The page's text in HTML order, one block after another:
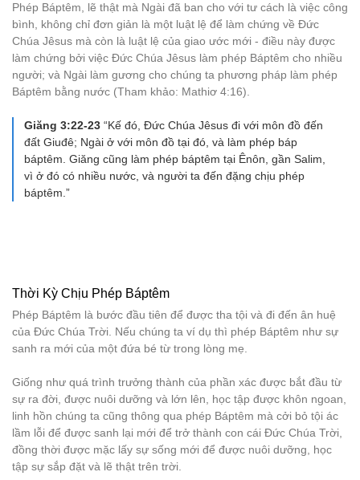
Phép Báptêm, lẽ thật mà Ngài đã ban cho với tư cách là việc công
bình, không chỉ đơn giản là một luật lệ để làm chứng về Đức
Chúa Jêsus mà còn là luật lệ của giao ước mới - điều này được
làm chứng bởi việc Đức Chúa Jêsus làm phép Báptêm cho nhiều
người; và Ngài làm gương cho chúng ta phương pháp làm phép
Báptêm bằng nước (Tham khảo: Mathiơ 4:16).
Giăng 3:22-23 “Kế đó, Ðức Chúa Jêsus đi với môn đồ đến
đất Giuđê; Ngài ở với môn đồ tại đó, và làm phép báp
báptêm. Giăng cũng làm phép báptêm tại Ênôn, gần Salim,
vì ở đó có nhiều nước, và người ta đến đặng chịu phép
báptêm.”
Thời Kỳ Chịu Phép Báptêm
Phép Báptêm là bước đầu tiên để được tha tội và đi đến ân huệ
của Đức Chúa Trời. Nếu chúng ta ví dụ thì phép Báptêm như sự
sanh ra mới của một đứa bé từ trong lòng mẹ.
Giống như quá trình trưởng thành của phần xác được bắt đầu từ
sự ra đời, được nuôi dưỡng và lớn lên, học tập được khôn ngoan,
linh hồn chúng ta cũng thông qua phép Báptêm mà cởi bỏ tội ác
lầm lỗi để được sanh lại mới để trở thành con cái Đức Chúa Trời,
đồng thời được mặc lấy sự sống mới để được nuôi dưỡng, học
tập sự sắp đặt và lẽ thật trên trời.